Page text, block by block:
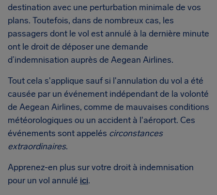
destination avec une perturbation minimale de vos
plans. Toutefois, dans de nombreux cas, les
passagers dont le vol est annulé à la dernière minute
ont le droit de déposer une demande
d’indemnisation auprès de Aegean Airlines.
Tout cela s'applique sauf si l'annulation du vol a été
causée par un événement indépendant de la volonté
de Aegean Airlines, comme de mauvaises conditions
météorologiques ou un accident à l'aéroport. Ces
événements sont appelés circonstances
extraordinaires.
Apprenez-en plus sur votre droit à indemnisation
pour un vol annulé ici.